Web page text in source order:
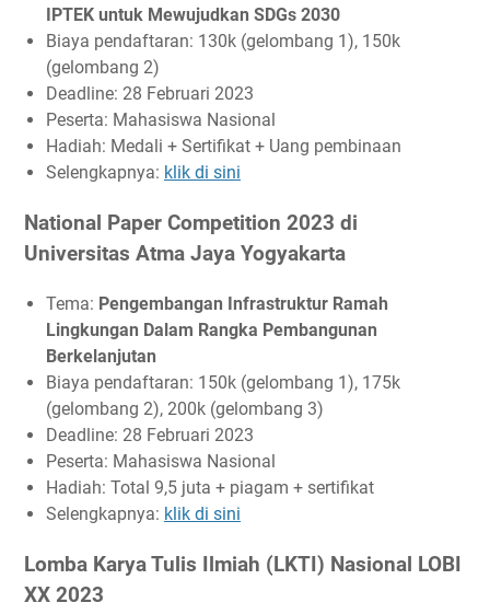
IPTEK untuk Mewujudkan SDGs 2030
Biaya pendaftaran: 130k (gelombang 1), 150k
(gelombang 2)
Deadline: 28 Februari 2023
Peserta: Mahasiswa Nasional
Hadiah: Medali + Sertifikat + Uang pembinaan
Selengkapnya: klik di sini
National Paper Competition 2023 di
Universitas Atma Jaya Yogyakarta
Tema: Pengembangan Infrastruktur Ramah
Lingkungan Dalam Rangka Pembangunan
Berkelanjutan
Biaya pendaftaran: 150k (gelombang 1), 175k
(gelombang 2), 200k (gelombang 3)
Deadline: 28 Februari 2023
Peserta: Mahasiswa Nasional
Hadiah: Total 9,5 juta + piagam + sertifikat
Selengkapnya: klik di sini
Lomba Karya Tulis Ilmiah (LKTI) Nasional LOBI
XX 2023